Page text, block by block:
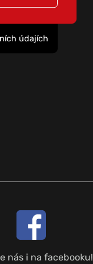
údajích
nás i na facebooku!